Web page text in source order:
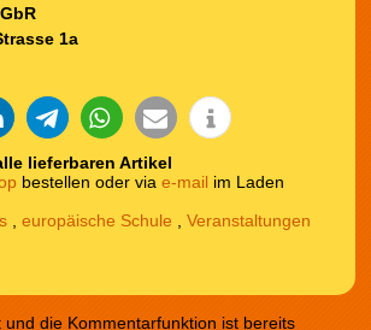
1a
lieferbaren Artikel
bestellen oder via e-mail im Laden
, europäische Schule , Veranstaltungen
und die Kommentarfunktion ist bereits